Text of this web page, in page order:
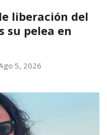
liberación del
su pelea en
5, 2026